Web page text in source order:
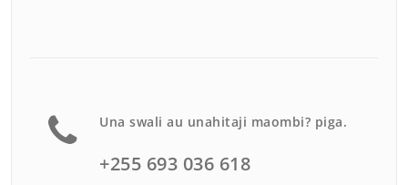
Una swali au unahitaji maombi? piga.
+255 693 036 618